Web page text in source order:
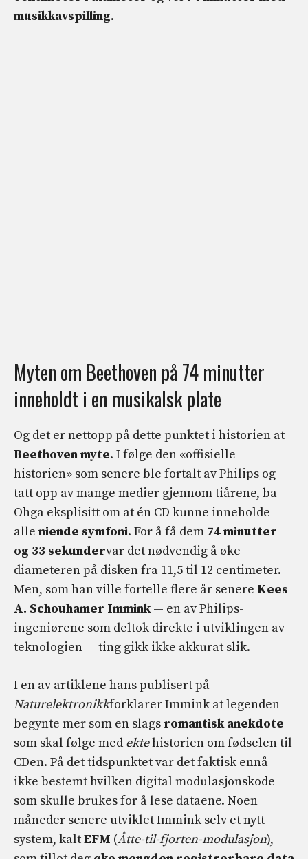
musikkavspilling.
Myten om Beethoven på 74 minutter
inneholdt i en musikalsk plate
Og det er nettopp på dette punktet i historien at
Beethoven myte. I følge den «offisielle
historien» som senere ble fortalt av Philips og
tatt opp av mange medier gjennom tiårene, ba
Ohga eksplisitt om at én CD kunne inneholde
alle niende symfoni. For å få dem 74 minutter
og 33 sekundervar det nødvendig å øke
diameteren på disken fra 11,5 til 12 centimeter.
Men, som han ville fortelle flere år senere Kees
A. Schouhamer Immink— en av Philips-
ingeniørene som deltok direkte i utviklingen av
teknologien — ting gikk ikke akkurat slik.
I en av artiklene hans publisert på
Naturelektronikkforklarer Immink at legenden
begynte mer som en slags romantisk anekdote
som skal følge med ektehistorien om fødselen til
CDen. På det tidspunktet var det faktisk ennå
ikke bestemt hvilken digital modulasjonskode
som skulle brukes for å lese dataene. Noen
måneder senere utviklet Immink selv et nytt
system, kaltEFM (Åtte-til-fjorten-modulasjon),